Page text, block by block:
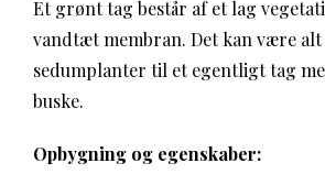
Et grønt tag består af et lag
vandtæt membran. Det kan være
sedumplanter til et egentligt tag
buske.
Opbygning og egenskaber: